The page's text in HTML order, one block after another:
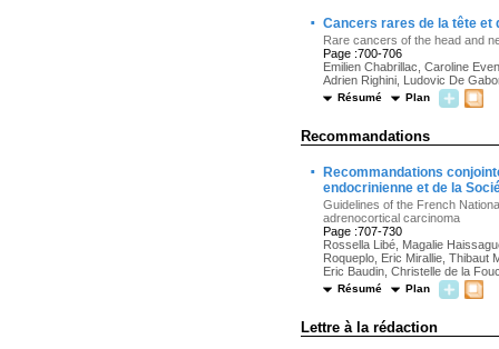
· Cancers rares de la tête et
Rare cancers of the head and
Page :700-706
Emilien Chabrillac, Caroline
Adrien Righini, Ludovic De
Résumé Plan
Recommandations
·
Recommandations
endocrinienne et de la
Guidelines of the French
adrenocortical carcinoma
Page :707-730
Rossella Libé, Magalie
Roqueplo, Eric Mirallie, Thibaut
Eric Baudin, Christelle de la
Résumé Plan
Lettre à la rédaction